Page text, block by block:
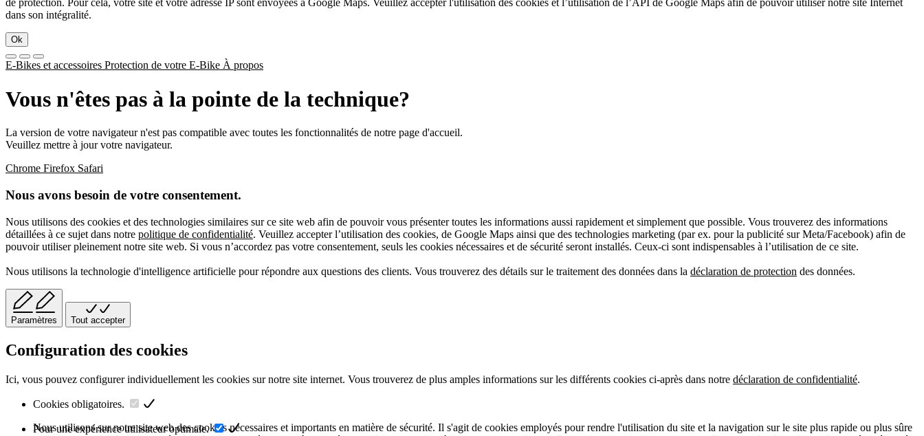
de protection. Pour cela, votre site et votre adresse IP sont envoyées à Google Maps. Veuillez accepter l'utilisation des cookies et l’utilisation de l’API de Google Maps afin de pouvoir utiliser notre site Internet
dans son intégralité.
Ok
E-Bikes et accessoires Protection de votre E-Bike À propos
Vous n'êtes pas à la pointe de la technique?
La version de votre navigateur n'est pas compatible avec toutes les fonctionnalités de notre page d'accueil.
Veuillez mettre à jour votre navigateur.
Chrome Firefox Safari
Nous avons besoin de votre consentement.
Nous utilisons des cookies et des technologies similaires sur ce site web afin de pouvoir vous présenter toutes les informations aussi rapidement et simplement que possible. Vous trouverez des informations
détaillées à ce sujet dans notre politique de confidentialité. Veuillez accepter l’utilisation des cookies, de Google Maps ainsi que des technologies marketing (par ex. pour la publicité sur Meta/Facebook) afin de
pouvoir utiliser pleinement notre site web. Si vous n’accordez pas votre consentement, seuls les cookies nécessaires et de sécurité seront installés. Ceux-ci sont indispensables à l’utilisation de ce site.
Nous utilisons la technologie d'intelligence artificielle pour répondre aux questions des clients. Vous trouverez des détails sur le traitement des données dans la déclaration de protection des données.
Paramètres Tout accepter
Configuration des cookies
Ici, vous pouvez configurer individuellement les cookies sur notre site internet. Vous trouverez de plus amples informations sur les différents cookies ci-après dans notre déclaration de confidentialité.
Cookies obligatoires.
Nous utilisons sur notre site web des cookies nécessaires et importants en matière de sécurité. Il s'agit de cookies employés pour rendre l'utilisation du site et la navigation sur le site plus rapide ou plus sûre
Pour une expérience utilisateur optimale.